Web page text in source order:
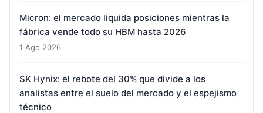
Micron: el mercado liquida posiciones mientras la
fábrica vende todo su HBM hasta 2026
1 Ago 2026
SK Hynix: el rebote del 30% que divide a los
analistas entre el suelo del mercado y el espejismo
técnico